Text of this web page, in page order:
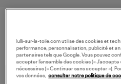
lulli-sur-la-toile.com utilise des cookies et
performance, personnalisation, publicité et
partenaires tels que Google. Vous pouvez
accepter l’ensemble des cookies («
nécessaires (« Continuer sans accepter »).
vos données,
consulter notre politique de